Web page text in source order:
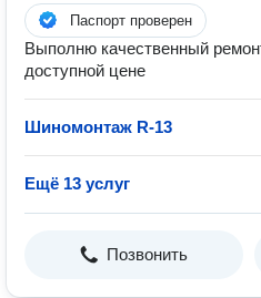
Паспорт проверен
Выполню качественный
доступной цене
Шиномонтаж R-13
Ещё 13 услуг
Позвонить